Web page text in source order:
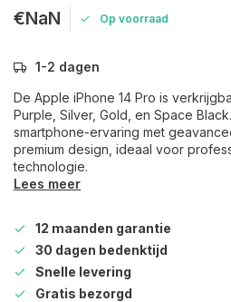
€NaN Op voorraad
1-2 dagen
De Apple iPhone 14 Pro is
Purple, Silver, Gold, en Space
smartphone-ervaring met
premium design, ideaal voor
technologie.
Lees meer
12 maanden garantie
30 dagen bedenktijd
Snelle levering
Gratis bezorgd